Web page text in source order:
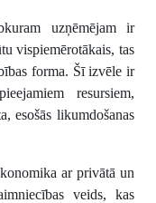
uzņēmējam ir
vispiemērotākais, tas
forma. Šī izvēle ir
resursiem,
esošās likumdošanas
ar privātā un
veids, kas